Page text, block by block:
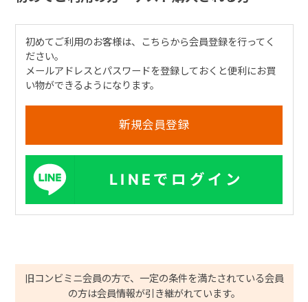
初めてご利用のお客様は、こちらから会員登録を行ってく
ださい。
メールアドレスとパスワードを登録しておくと便利にお買
い物ができるようになります。
LINEでログイン
旧コンビミニ会員の方で、一定の条件を満たされている会員
の方は会員情報が引き継がれています。